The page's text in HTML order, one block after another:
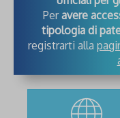
Peravere
tipologia di
registrarti alla